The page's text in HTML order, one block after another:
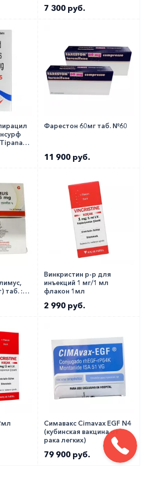
7 300 руб.
Фарестон 60мг таб. №60
11 900 руб.
таб. ::
Винкристин р-р для
инъекций 1 мг/1 мл
флакон 1мл
2 990 руб.
Симавакс Cimavax EGF N4
(кубинская вакцина от
рака легких)
79 900 руб.